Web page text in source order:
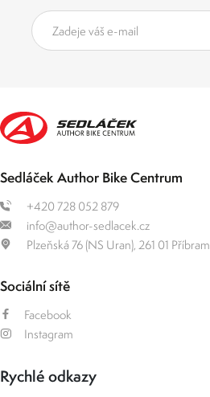
Sedláček Author Bike Centrum
+420 728 052 879
info@author-sedlacek.cz
Plzeňská 76 (NS Uran), 261 01 Příbram
Sociální sítě
Facebook
Instagram
Rychlé odkazy